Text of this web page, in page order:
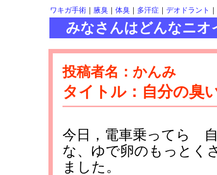
ワキガ手術 腋臭 体臭 多汗症 デオドラント
みなさんはどんなニオ
投稿者名：かんみ
タイトル：自分の臭
今日，電車乗ってら
な、ゆで卵のもっとく
ました。